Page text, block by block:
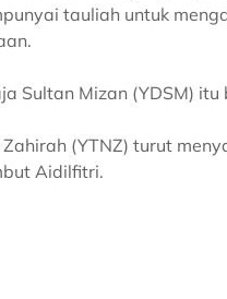
tauliah untuk
Sultan Mizan (YDSM)
(YTNZ) turut
Aidilfitri.